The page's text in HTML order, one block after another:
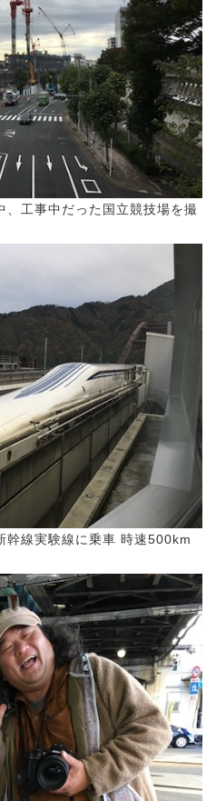
工事中だった国立競技場を撮
幹線実験線に乗車 時速500km